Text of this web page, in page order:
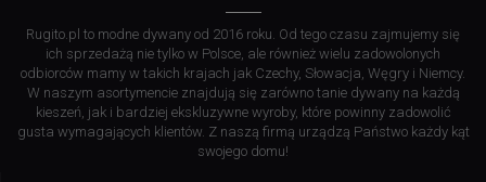
Rugito.pl to modne dywany od 2016 roku. Od tego czasu zajmujemy się
ich sprzedażą nie tylko w Polsce, ale również wielu zadowolonych
odbiorców mamy w takich krajach jak Czechy, Słowacja, Węgry i Niemcy.
W naszym asortymencie znajdują się zarówno tanie dywany na każdą
kieszeń, jak i bardziej ekskluzywne wyroby, które powinny zadowolić
gusta wymagających klientów. Z naszą firmą urządzą Państwo każdy kąt
swojego domu!